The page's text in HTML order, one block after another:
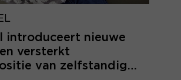
introduceert nieuwe
versterkt
van zelfstandige